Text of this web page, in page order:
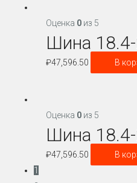
Оценка 0из 5
Шина
₽47,596.50 В
Оценка 0из 5
Шина
₽47,596.50
В
1